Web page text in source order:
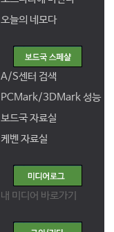
오늘의 네모다
A/S센터 검색
PCMark/3DMark 성능
보드국 자료실
케벤 자료실
내 미디어 바로가기